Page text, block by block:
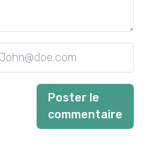
Poster le
commentaire